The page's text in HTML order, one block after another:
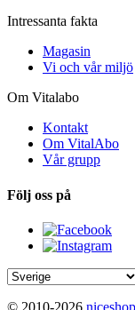
Intressanta fakta
Magasin
Vi och vår miljö
Om Vitalabo
Kontakt
Om VitalAbo
Vår grupp
Följ oss på
© 2010-2026